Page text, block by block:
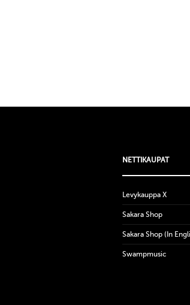
NETTIKAUPAT
Levykauppa X
Sakara Shop
Sakara Shop (In
Swampmusic